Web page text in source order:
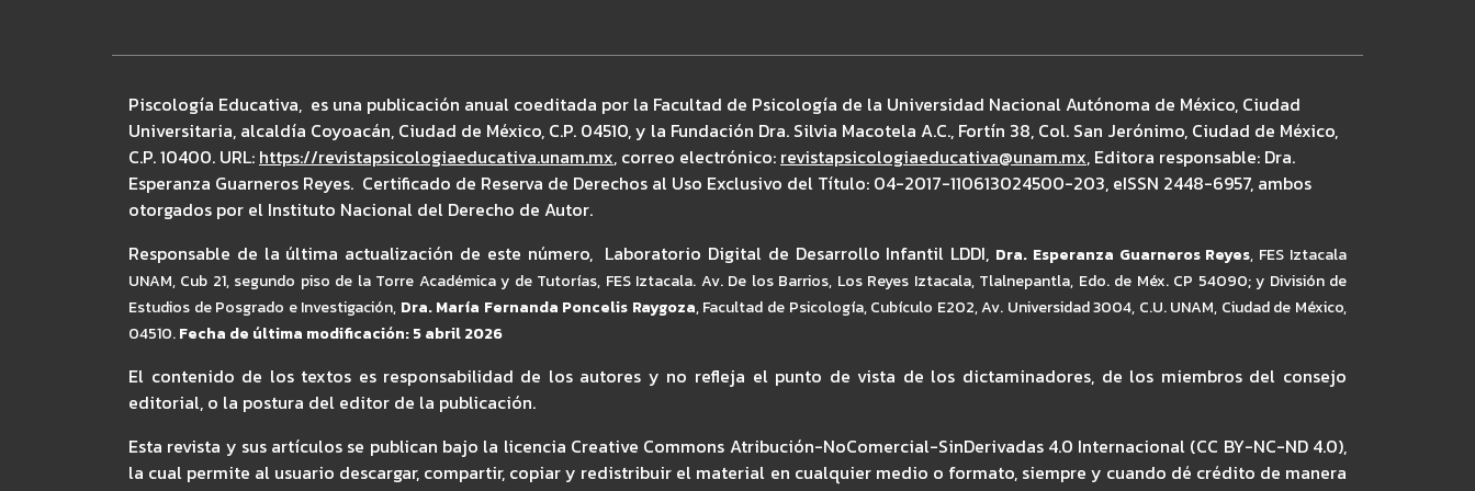
Piscología Educativa, es una publicación anual coeditada por la Facultad de Psicología de la Universidad Nacional Autónoma de México, Ciudad
Universitaria, alcaldía Coyoacán, Ciudad de México, C.P. 04510, y la Fundación Dra. Silvia Macotela A.C., Fortín 38, Col. San Jerónimo, Ciudad de México,
C.P. 10400. URL: https://revistapsicologiaeducativa.unam.mx, correo electrónico: revistapsicologiaeducativa@unam.mx, Editora responsable: Dra.
Esperanza Guarneros Reyes. Certificado de Reserva de Derechos al Uso Exclusivo del Título: 04-2017-110613024500-203, eISSN 2448-6957, ambos
otorgados por el Instituto Nacional del Derecho de Autor.
Responsable de la última actualización de este número, Laboratorio Digital de Desarrollo Infantil LDDI, Dra. Esperanza Guarneros Reyes, FES Iztacala
UNAM, Cub 21, segundo piso de la Torre Académica y de Tutorías, FES Iztacala. Av. De los Barrios, Los Reyes Iztacala, Tlalnepantla, Edo. de Méx. CP 54090; y División de
Estudios de Posgrado e Investigación, Dra. María Fernanda Poncelis Raygoza, Facultad de Psicología, Cubículo E202, Av. Universidad 3004, C.U. UNAM, Ciudad de México,
04510.Fecha de última modificación: 5 abril 2026
El contenido de los textos es responsabilidad de los autores y no refleja el punto de vista de los dictaminadores, de los miembros del consejo
editorial, o la postura del editor de la publicación.
Esta revista y sus artículos se publican bajo la licencia Creative Commons Atribución-NoComercial-SinDerivadas 4.0 Internacional (CC BY-NC-ND 4.0),
la cual permite al usuario descargar, compartir, copiar y redistribuir el material en cualquier medio o formato, siempre y cuando dé crédito de manera